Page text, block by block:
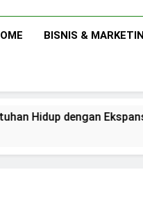
BISNIS &
Ekspansi Usaha